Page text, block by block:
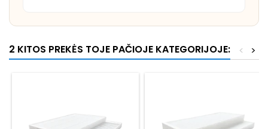
2 KITOS PREKĖS TOJE PAČIOJE KATEGORIJOJE: >
<